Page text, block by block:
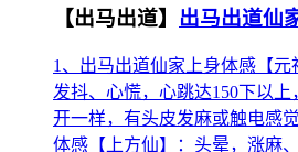
【出马出道】 出马出道仙
1、出马出道仙家上身体感【
发抖、心慌，心跳达150下以
开一样，有头皮发麻或触电感
体感【上方仙】：头晕，涨麻